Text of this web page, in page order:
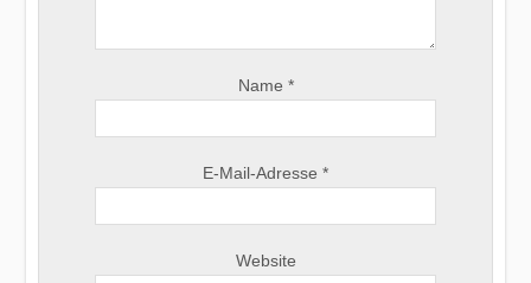
Name *
E-Mail-Adresse *
Website